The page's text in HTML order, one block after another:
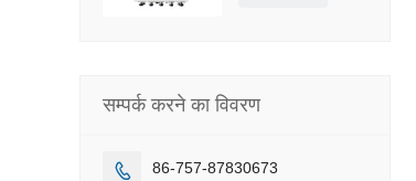
सम्पर्क करने का विवरण
 86-757-87830673